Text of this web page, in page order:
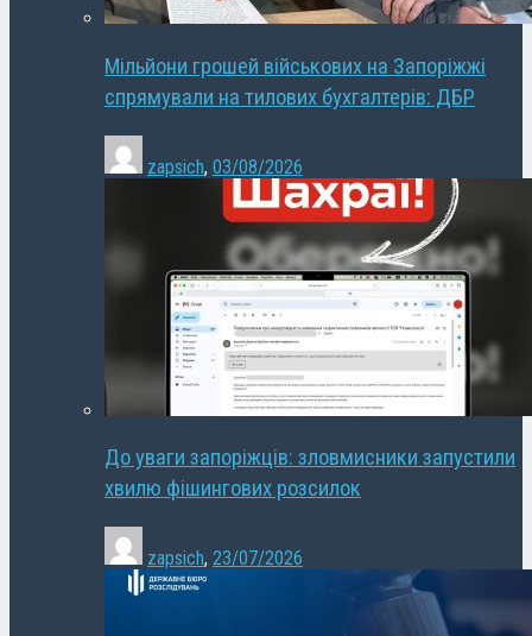
Мільйони грошей військових на Запоріжжі
спрямували на тилових бухгалтерів: ДБР
zapsich, 03/08/2026
До уваги запоріжців: зловмисники запустили
хвилю фішингових розсилок
zapsich, 23/07/2026